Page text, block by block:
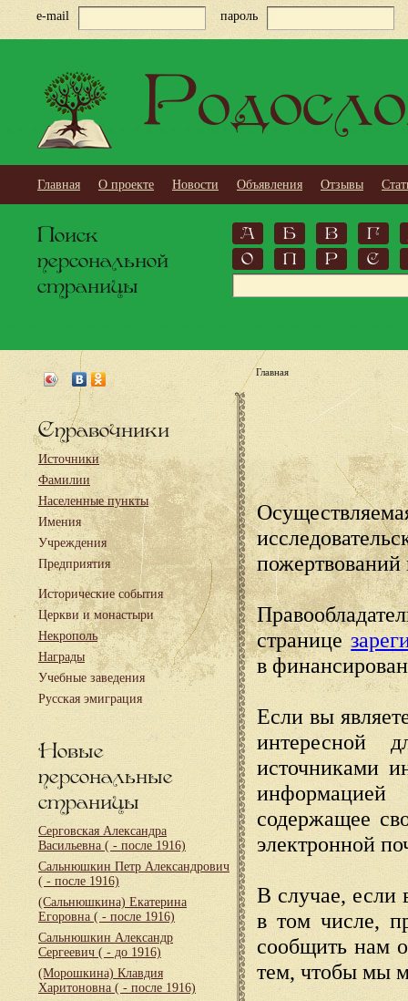
e-mail пароль
Главная О проекте Новости Объявления Отзывы
Поиск
персональной
страницы
А Б В
Г
О
П Р С
Справочники
Источники
Фамилии
Населенные пункты
Имения
Учреждения
Предприятия
Исторические события
Церкви и монастыри
Некрополь
Награды
Учебные заведения
Русская эмиграция
Новые
персональные
страницы
Серговская Александра
Васильевна ( - после 1916)
Сальнюшкин Петр Александрович
( - после 1916)
(Сальнюшкина) Екатерина
Егоровна ( - после 1916)
Сальнюшкин Александр
Сергеевич ( - до 1916)
(Морошкина) Клавдия
Харитоновна ( - после 1916)
Главная
пожертвований
странице
в
Если вы
интересной
источниками
содержащее
электронной
В случае, если
в том числе,
сообщить нам
тем, чтобы мы